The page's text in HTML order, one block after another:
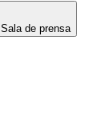
Sala de prensa